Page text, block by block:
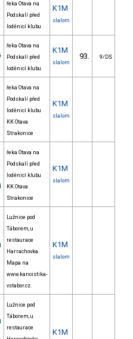
řeka Otava na
Podskalí před
loděnicí klubu
K1M
slalom
řeka Otava na
Podskalí před
loděnicí klubu
K1M
slalom
93. 9/DS
řeka Otava na
Podskalí před
loděnicí klubu
KK Otava
Strakonice
K1M
slalom
řeka Otava na
Podskalí před
loděnicí klubu
KK Otava
Strakonice
K1M
slalom
Lužnice pod
Táborem, u
restaurace
Harrachovka.
Mapa na
www.kanoistika-
vstabor.cz.
K1M
slalom
Lužnice pod
Táborem, u
restaurace
K1M